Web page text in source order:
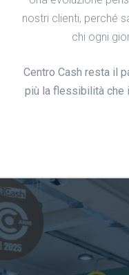
nostri clienti, perché
chi ogni
Centro Cash resta il
più la flessibilità che